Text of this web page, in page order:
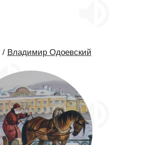
/ Владимир Одоевский